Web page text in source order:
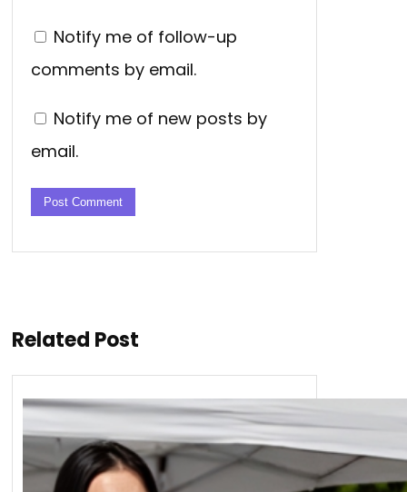
Notify me of follow-up
comments by email.
Notify me of new posts by
email.
Related Post